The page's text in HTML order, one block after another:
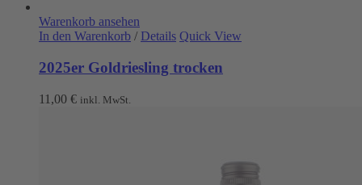
Warenkorb ansehen
In den Warenkorb / Details Quick View
2025er Goldriesling trocken
11,00 € inkl. MwSt.